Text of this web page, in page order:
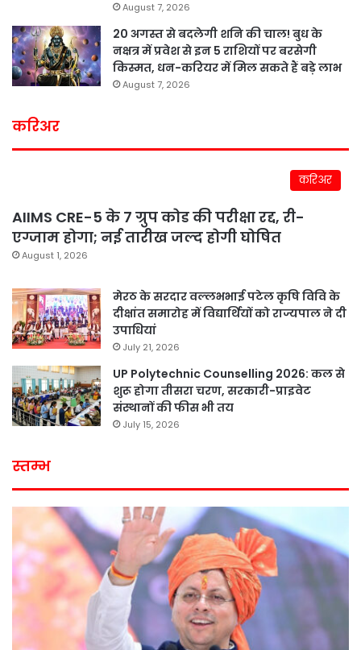
August 7, 2026
20 अगस्त से बदलेगी शनि की चाल! बुध के
नक्षत्र में प्रवेश से इन 5 राशियों पर बरसेगी
किस्मत, धन-करियर में मिल सकते हैं बड़े लाभ
August 7, 2026
करिअर
करिअर
AIIMS CRE-5 के 7 ग्रुप कोड की परीक्षा रद्द, री-
एग्जाम होगा; नई तारीख जल्द होगी घोषित
August 1, 2026
मेरठ के सरदार वल्लभभाई पटेल कृषि विवि के
दीक्षांत समारोह में विद्यार्थियों को राज्यपाल ने दी
उपाधियां
July 21, 2026
UP Polytechnic Counselling 2026: कल से
शुरू होगा तीसरा चरण, सरकारी-प्राइवेट
संस्थानों की फीस भी तय
July 15, 2026
स्तम्भ